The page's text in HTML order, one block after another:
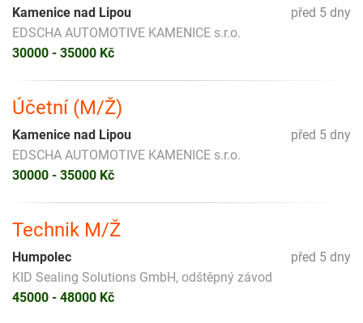
před 5 dny
Kamenice nad Lipou
EDSCHA AUTOMOTIVE KAMENICE s.r.o.
30000 - 35000 Kč
Účetní (M/Ž)
před 5 dny
Kamenice nad Lipou
EDSCHA AUTOMOTIVE KAMENICE s.r.o.
30000 - 35000 Kč
Technik M/Ž
před 5 dny
Humpolec
KID Sealing Solutions GmbH, odštěpný závod
45000 - 48000 Kč